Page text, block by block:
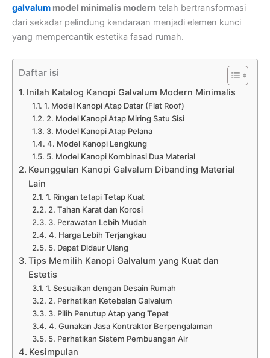
galvalum model minimalis modern telah bertransformasi
dari sekadar pelindung kendaraan menjadi elemen kunci
yang mempercantik estetika fasad rumah.
Daftar isi
Inilah Katalog Kanopi Galvalum Modern Minimalis
1. Model Kanopi Atap Datar (Flat Roof)
2. Model Kanopi Atap Miring Satu Sisi
3. Model Kanopi Atap Pelana
4. Model Kanopi Lengkung
5. Model Kanopi Kombinasi Dua Material
Keunggulan Kanopi Galvalum Dibanding Material
Lain
1. Ringan tetapi Tetap Kuat
2. Tahan Karat dan Korosi
3. Perawatan Lebih Mudah
4. Harga Lebih Terjangkau
5. Dapat Didaur Ulang
Tips Memilih Kanopi Galvalum yang Kuat dan
Estetis
1. Sesuaikan dengan Desain Rumah
2. Perhatikan Ketebalan Galvalum
3. Pilih Penutup Atap yang Tepat
4. Gunakan Jasa Kontraktor Berpengalaman
5. Perhatikan Sistem Pembuangan Air
Kesimpulan